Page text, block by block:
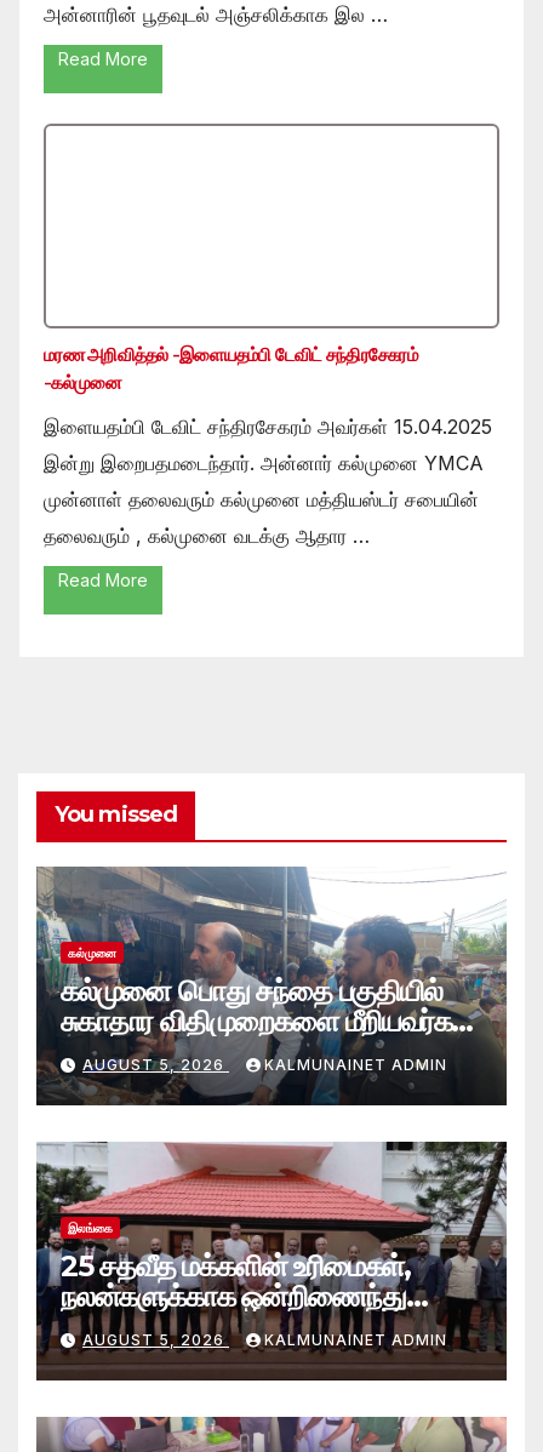
அன்னாரின் பூதவுடல் அஞ்சலிக்காக இல …
Read More
மரண அறிவித்தல் -இளையதம்பி டேவிட் சந்திரசேகரம்
-கல்முனை
இளையதம்பி டேவிட் சந்திரசேகரம் அவர்கள் 15.04.2025
இன்று இறைபதமடைந்தார். அன்னார் கல்முனை YMCA
முன்னாள் தலைவரும் கல்முனை மத்தியஸ்டர் சபையின்
தலைவரும் , கல்முனை வடக்கு ஆதார …
Read More
You missed
கல்முனை
கல்முனை பொது சந்தை பகுதியில்
சுகாதார விதிமுறைகளை மீறியவர்கள்
மீது சட்ட நடவடிக்கை!
AUGUST 5, 2026 KALMUNAINET ADMIN
இலங்கை
25 சதவீத மக்களின் உரிமைகள்,
நலன்களுக்காக ஒன்றிணைந்து
செயற்படவே புதிய பேரவை; இந்திய
உயர்ஸ்தானிகரிடம் எடுத்துரைப்பு.!
AUGUST 5, 2026 KALMUNAINET ADMIN